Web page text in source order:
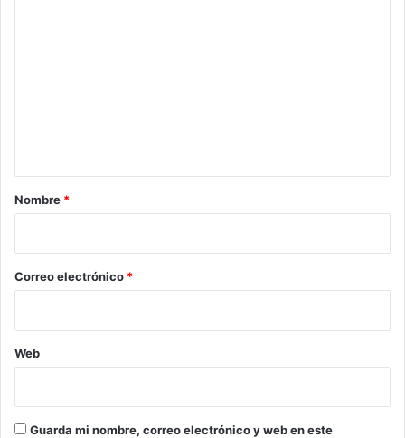
r
*
Nombre *
Correo electrónico *
Web
Guarda mi nombre, correo electrónico y web en este